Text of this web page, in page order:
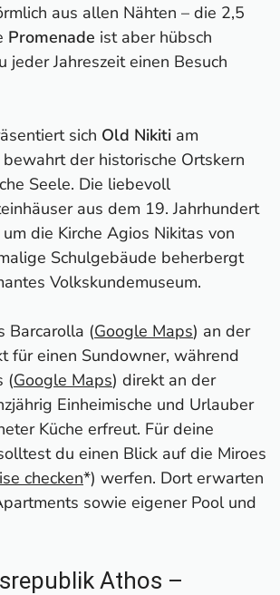
aus allen Nähten – die 2,5
Promenade ist aber hübsch
jeder Jahreszeit einen Besuch
sich Old Nikiti am
der historische Ortskern
Seele. Die liebevoll
aus dem 19. Jahrhundert
die Kirche Agios Nikitas von
Schulgebäude beherbergt
Volkskundemuseum.
Barcarolla (Google Maps) an der
für einen Sundowner, während
(Google Maps) direkt an der
Einheimische und Urlauber
Küche erfreut. Für deine
du einen Blick auf die Miroes
checken*) werfen. Dort erwarten
sowie eigener Pool und
Athos –